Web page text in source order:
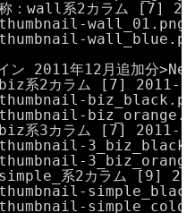
：wall系2カラム [7]
ン 2011年12月追加分
系2カラム [7] 2011-
系3カラム [7] 2011-
系2カラム [9]